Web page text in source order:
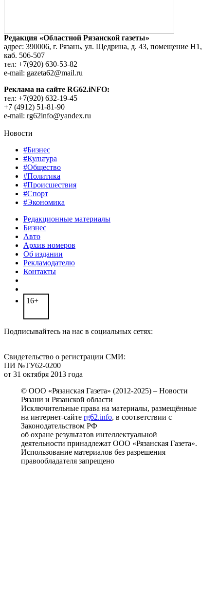
Редакция «Областной Рязанской газеты»
адрес: 390006, г. Рязань, ул. Щедрина, д. 43, помещение Н1,
каб. 506-507
тел: +7(920) 630-53-82
e-mail: gazeta62@mail.ru
Реклама на сайте RG62.iNFO:
тел: +7(920) 632-19-45
+7 (4912) 51-81-90
e-mail: rg62info@yandex.ru
Новости
#Бизнес
#Культура
#Общество
#Политика
#Происшествия
#Спорт
#Экономика
Редакционные материалы
Бизнес
Авто
Архив номеров
Об издании
Рекламодателю
Контакты
16+
Подписывайтесь на нас в социальных сетях:
Свидетельство о регистрации СМИ:
ПИ №ТУ62-0200
от 31 октября 2013 года
© ООО «Рязанская Газета» (2012-2025) – Новости
Рязани и Рязанской области
Исключительные права на материалы, размещённые
на интернет-сайте rg62.info, в соответствии с
Законодательством РФ
об охране результатов интеллектуальной
деятельности принадлежат ООО «Рязанская Газета».
Использование материалов без разрешения
правообладателя запрещено